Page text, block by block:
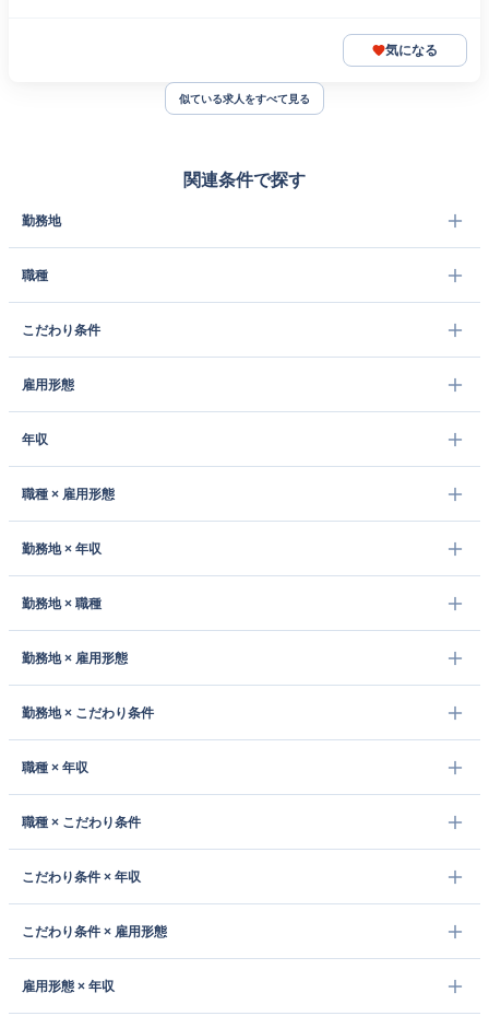
気になる
似ている求人をすべて見る
関連条件で探す
勤務地
職種
こだわり条件
雇用形態
年収
職種 × 雇用形態
勤務地 × 年収
勤務地 × 職種
勤務地 × 雇用形態
勤務地 × こだわり条件
職種 × 年収
職種 × こだわり条件
こだわり条件 × 年収
こだわり条件 × 雇用形態
雇用形態 × 年収